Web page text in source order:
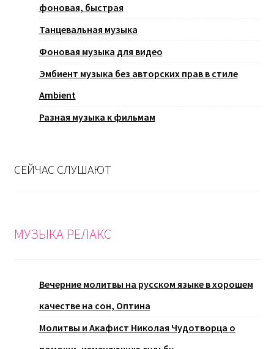
фоновая, быстрая
Танцевальная музыка
Фоновая музыка для видео
Эмбиент музыка без авторских прав в стиле
Ambient
Разная музыка к фильмам
СЕЙЧАС СЛУШАЮТ
МУЗЫКА РЕЛАКС
Вечерние молитвы на русском языке в хорошем
качестве на сон, Оптина
Молитвы и Акафист Николая Чудотворца о